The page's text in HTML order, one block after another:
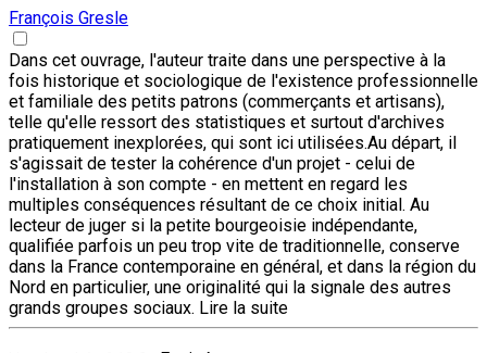
François Gresle
Dans cet ouvrage, l'auteur traite dans une perspective à la
fois historique et sociologique de l'existence professionnelle
et familiale des petits patrons (commerçants et artisans),
telle qu'elle ressort des statistiques et surtout d'archives
pratiquement inexplorées, qui sont ici utilisées.Au départ, il
s'agissait de tester la cohérence d'un projet - celui de
l'installation à son compte - en mettent en regard les
multiples conséquences résultant de ce choix initial. Au
lecteur de juger si la petite bourgeoisie indépendante,
qualifiée parfois un peu trop vite de traditionnelle, conserve
dans la France contemporaine en général, et dans la région du
Nord en particulier, une originalité qui la signale des autres
grands groupes sociaux. Lire la suite